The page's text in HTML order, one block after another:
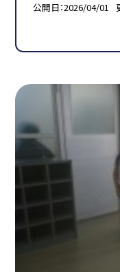
公開日 2026/04/01